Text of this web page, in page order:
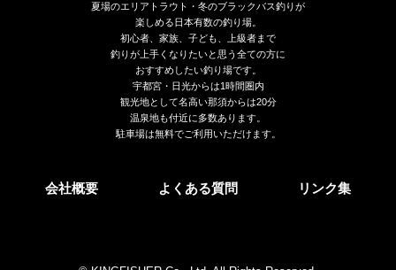
夏場のエリアトラウト・冬のブラックバス釣りが
楽しめる日本有数の釣り場。
初心者、家族、子ども、上級者まで
釣りが上手くなりたいと思う全ての方に
おすすめしたい釣り場です。
宇都宮・日光からは1時間圏内
観光地として名高い那須からは20分
温泉地も付近に多数あります。
駐車場は無料でご利用いただけます。
会社概要 よくある質問 リンク集